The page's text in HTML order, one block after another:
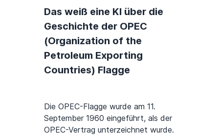
Das weiß eine KI über die
Geschichte der OPEC
(Organization of the
Petroleum Exporting
Countries) Flagge
Die OPEC-Flagge wurde am 11.
September 1960 eingeführt, als der
OPEC-Vertrag unterzeichnet wurde.